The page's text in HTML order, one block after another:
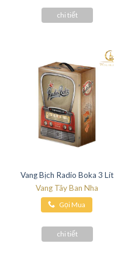
chi tiết
Vang Bịch Radio Boka 3 Lít
Vang Tây Ban Nha
Gọi Mua
chi tiết